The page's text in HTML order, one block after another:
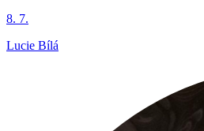
8. 7.
Lucie Bílá